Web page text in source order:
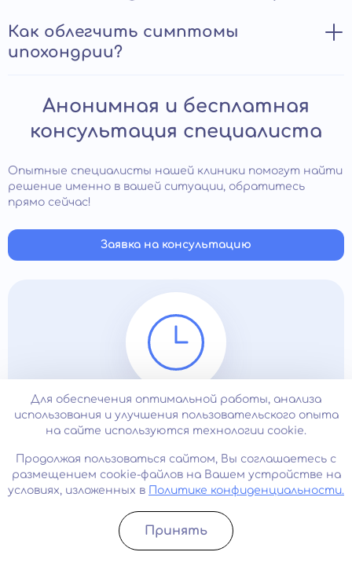
Как облегчить симптомы
ипохондрии?
самостоятельно облегчить свое состояние.
физические нагрузки, хобби, общение с друзьями.
практиками, направленными на повышения контроля
негативных мыслей и эмоций, йога. Рекомендуется
избегать информацию, связанную с заболеваниями,
о своем здоровье мешает полноценной жизни,
необходимо обратиться к врачу.
Анонимная и бесплатная
консультация специалиста
Опытные специалисты нашей клиники помогут найти
решение именно в вашей ситуации, обратитесь
прямо сейчас!
Заявка на консультацию
24/7
Наша клиника работает круглосуточно
Записатьcя
Для обеспечения оптимальной работы, анализа
использования и улучшения пользовательского опыта
на сайте используются технологии cookie.
Продолжая пользоваться сайтом, Вы соглашаетесь с
размещением cookie-файлов на Вашем устройстве на
условиях, изложенных в
Политике конфиденциальности.
Принять